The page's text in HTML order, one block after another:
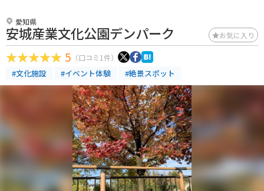
愛知県
安城産業文化公園デンパーク お気に入り
5 （口コミ1件）
#文化施設 #イベント体験 #絶景スポット